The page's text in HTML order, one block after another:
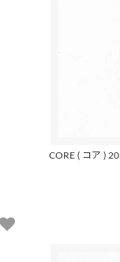
CORE ( コア )